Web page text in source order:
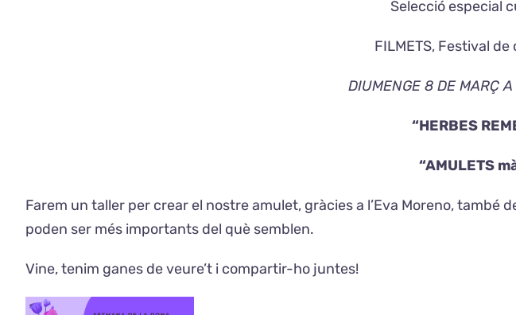
Selecció especial
FILMETS, Festival
DIUMENGE 8 DE MARÇ
“HERBES
“AMULETS
Farem un taller per crear el nostre amulet, gràcies a l’Eva Moreno,
poden ser més importants del què semblen.
Vine, tenim ganes de veure’t i compartir-ho juntes!